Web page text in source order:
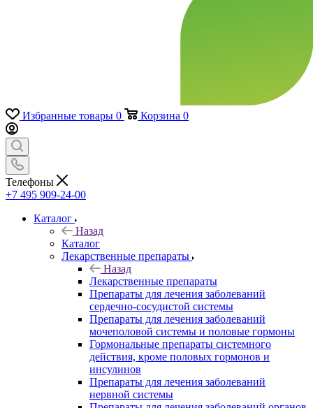
Избранные товары 0 Корзина 0
Телефоны
+7 495 909-24-00
Каталог
Назад
Каталог
Лекарственные препараты
Назад
Лекарственные препараты
Препараты для лечения заболеваний
сердечно-сосудистой системы
Препараты для лечения заболеваний
мочеполовой системы и половые гормоны
Гормональные препараты системного
действия, кроме половых гормонов и
инсулинов
Препараты для лечения заболеваний
нервной системы